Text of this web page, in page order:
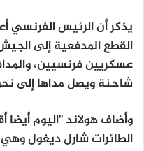
يذكر أن الرئيس الفرنسي
القطع المدفعية إلى
عسكريين فرنسيين،
شاحنة ويصل مداها إلى
وأضاف هولاند "اليوم
الطائرات شارل ديغول